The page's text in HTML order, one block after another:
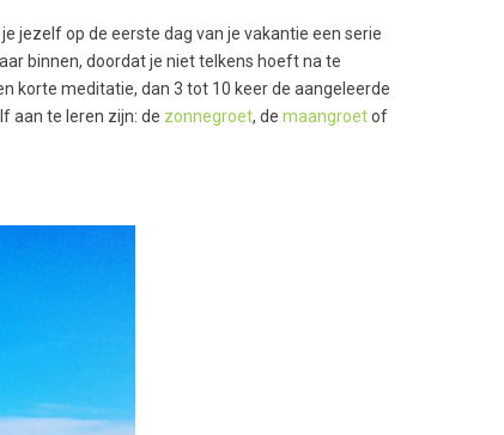
jezelf op de eerste dag van je vakantie een serie
binnen, doordat je niet telkens hoeft na te
korte meditatie, dan 3 tot 10 keer de aangeleerde
aan te leren zijn: de zonnegroet, de maangroetof